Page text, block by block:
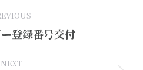
Previous
登録番号交付
NEXT